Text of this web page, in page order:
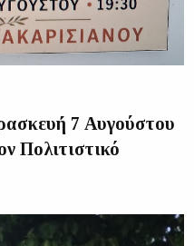
7 Αυγούστου
Πολιτιστικό